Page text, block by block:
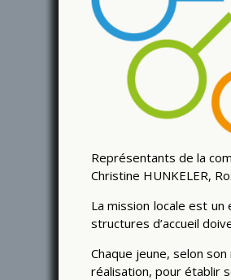
Représentants de la
Christine HUNKELER,
La mission locale est un
structures d’accueil
Chaque jeune, selon
réalisation, pour établir